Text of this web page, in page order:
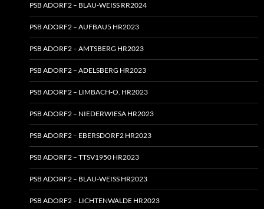
PSB ADORF2 – BLAU-WEISS RR2024
PSB ADORF2 – AUFBAU5 HR2023
PSB ADORF2 – AMTSBERG HR2023
PSB ADORF2 – ADELSBERG HR2023
PSB ADORF2 – LIMBACH‑O. HR2023
PSB ADORF2 – NIEDERWIESA HR2023
PSB ADORF2 – EBERSDORF2 HR2023
PSB ADORF2 – TTSV1950 HR2023
PSB ADORF2 – BLAU-WEISS HR2023
PSB ADORF2 – LICHTENWALDE HR2023